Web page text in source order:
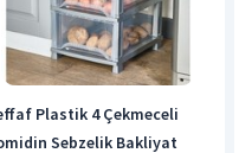
Plastik 4 Çekmeceli
Sebzelik Bakliyat